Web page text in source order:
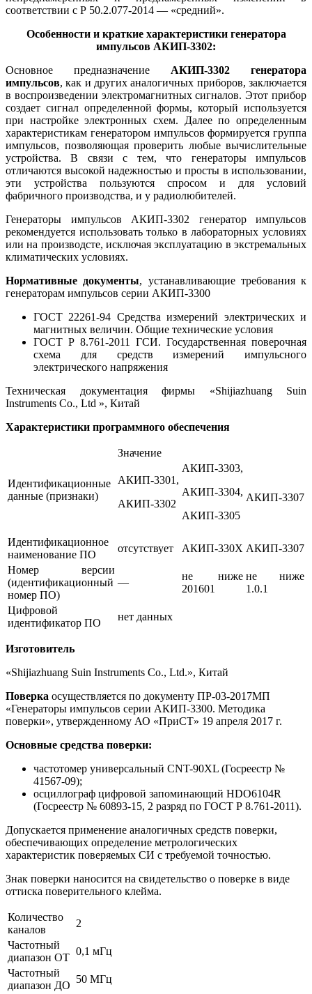
соответствии с Р 50.2.077-2014 — «средний».
Особенности и краткие характеристики генератора
импульсов АКИП-3302:
Основное предназначение АКИП-3302 генератора
импульсов, как и других аналогичных приборов, заключается
в воспроизведении электромагнитных сигналов. Этот прибор
создает сигнал определенной формы, который используется
при настройке электронных схем. Далее по определенным
характеристикам генератором импульсов формируется группа
импульсов, позволяющая проверить любые вычислительные
устройства. В связи с тем, что генераторы импульсов
отличаются высокой надежностью и просты в использовании,
эти устройства пользуются спросом и для условий
фабричного производства, и у радиолюбителей.
Генераторы импульсов АКИП-3302 генератор импульсов
рекомендуется использовать только в лабораторных условиях
или на производсте, исключая эксплуатацию в экстремальных
климатических условиях.
Нормативные документы, устанавливающие требования к
генераторам импульсов серии АКИП-3300
ГОСТ 22261-94 Средства измерений электрических и
магнитных величин. Общие технические условия
ГОСТ Р 8.761-2011 ГСИ. Государственная поверочная
схема для средств измерений импульсного
электрического напряжения
Техническая документация фирмы «Shijiazhuang Suin
Instruments Co., Ltd », Китай
Характеристики программного обеспечения
Идентификационные
данные (признаки)
Значение
АКИП-3301,
АКИП-3302
АКИП-3303,
АКИП-3304,
АКИП-3305
АКИП-3307
Идентификационное
наименование ПО
отсутствует АКИП-330Х АКИП-3307
Номер версии
(идентификационный
номер ПО)
—
не ниже
201601
не ниже
1.0.1
Цифровой
идентификатор ПО
нет данных
Изготовитель
«Shijiazhuang Suin Instruments Co., Ltd.», Китай
Поверка осуществляется по документу ПР-03-2017МП
«Генераторы импульсов серии АКИП-3300. Методика
поверки», утвержденному АО «ПриСТ» 19 апреля 2017 г.
Основные средства поверки:
частотомер универсальный CNT-90XL (Госреестр №
41567-09);
осциллограф цифровой запоминающий HDO6104R
(Госреестр № 60893-15, 2 разряд по ГОСТ Р 8.761-2011).
Допускается применение аналогичных средств поверки,
обеспечивающих определение метрологических
характеристик поверяемых СИ с требуемой точностью.
Знак поверки наносится на свидетельство о поверке в виде
оттиска поверительного клейма.
Количество
каналов
2
Частотный
диапазон ОТ
0,1 мГц
Частотный
диапазон ДО
50 МГц